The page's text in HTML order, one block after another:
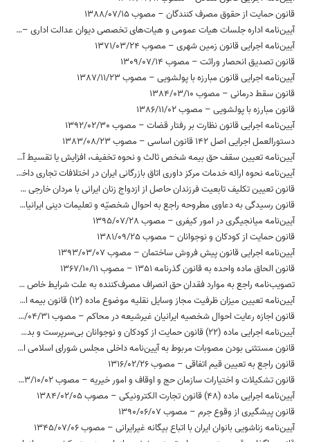
قانون حمایت از حقوق مصرف کنندگان – مصوب 1388/07/15
آیین‌نامه اداره جلسات هیات عمومی و هیات‌های تخصصی دیوان عدالت اداری – مصوب 1393/11/04
آیین‌نامه اجرایی قانون زمین شهری – مصوب 1371/03/24
قانون تصدیق انحصار وراثت – مصوب 1309/07/14
آیین‌نامه اجرایی قانون مبارزه با پولشویی – مصوب 1387/11/23
قانون سقط درمانی – مصوب 1384/03/10
قانون مبارزه با پولشویی – مصوب 1386/11/02
آیین‌نامه اجرایی قانون نظارت بر رفتار قضات – مصوب 1392/02/30
دستورالعمل اجرایی اصل 142 قانون اساسی – مصوب 1383/08/23
آیین‌نامه تعیین سقف حق بیمه شخص ثالث و نحوه تخفیف، افزایش یا تقسیط آن – مصوب 1396/07/26
آیین‌نامه نحوه ارائه خدمات مرکز داوری اتاق بازرگانی ایران در اختلافات تجاری داخلی و بین‌المللی – مصوب 1386/08/27
قانون تعیین تکلیف تابعیت فرزندان حاصل از ازدواج زنان ایرانی با مردان خارجی – مصوب 1385/07/02
قانون رسیدگی به دعاوی مطروحه راجع به احوال شخصیّه و تعلیمات دینی ایرانیان زرتشتی،کلیمی و مسیحی – مصوب 1372/04/03
آیین‌نامه میانجیگری در امور کیفری – مصوب 1395/07/28
قانون حمایت از کودکان و نوجوانان – مصوب 1381/09/25
آیین‌نامه اجرایی قانون پیش فروش ساختمان – مصوب 1393/03/07
قانون الحاق ماده واحده به قانون گذرنامه 1351 – مصوب 1367/10/11
تصویب‌نامه راجع به موارد فقدان حق انصراف مصرف‌کننده به علت شرایط خاص کالا و خدمات به شرح مندرج در بند «د» ماده 38 قانون تجارت الکترونیکی – مصوب 1383/10/09
آیین‌نامه تعیین میزان ظرفیت مجاز وسایل نقلیه موضوع ماده (12) قانون بیمه اجباری خسارات وارد شده به شخص ثالث در اثر حوادث ناشی از وسایل نقلیه – مصوب 1397/03/20
قانون اجازه رعایت احوال شخصیه ایرانیان غیرشیعه در محاکم – مصوب 1312/04/31
آیین‌نامه اجرایی ماده (22) قانون حمایت از کودکان و نوجوانان بی‌سرپرست و بدسرپرست – مصوب 1394/04/14
قانون مستثنی بودن مصوبات مربوط به آیین‌نامه داخلی مجلس شورای اسلامی از موضوع ماده 2 قانون مدنی – مصوب 1372/10/07
قانون راجع به تعیین قیم اتفاقی – مصوب 1316/02/26
قانون تشکیلات و اختیارات سازمان حج و اوقاف و امور خیریه – مصوب 1363/10/02
آیین‌نامه اجرایی ماده (48) قانون تجارت الکترونیکی – مصوب 1384/02/05
قانون پیشگیری از وقوع جرم – مصوب 1390/06/07
آیین‌نامه‌ زناشویی‌ بانوان‌ ایران با اتباع‌ بیگانه‌ غیرایرانی – مصوب 1345/07/06